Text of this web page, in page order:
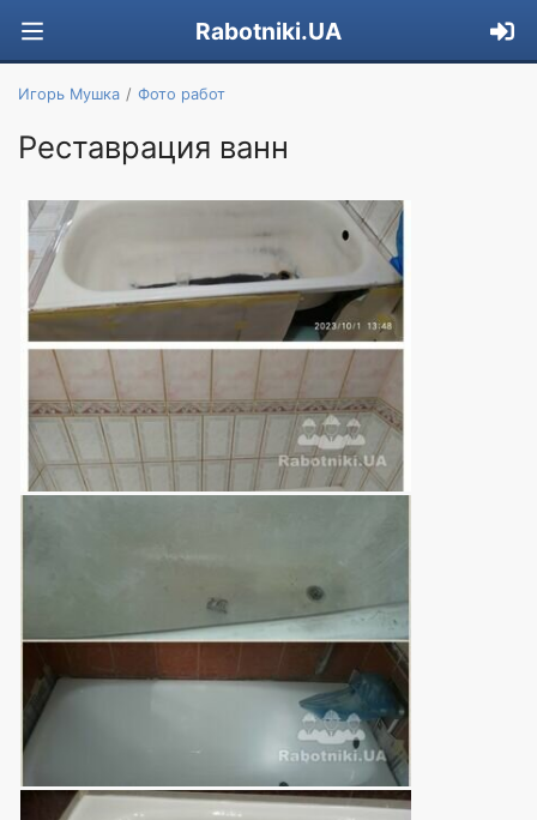
Rabotniki.UA
Игорь Мушка Фото работ
Реставрация ванн